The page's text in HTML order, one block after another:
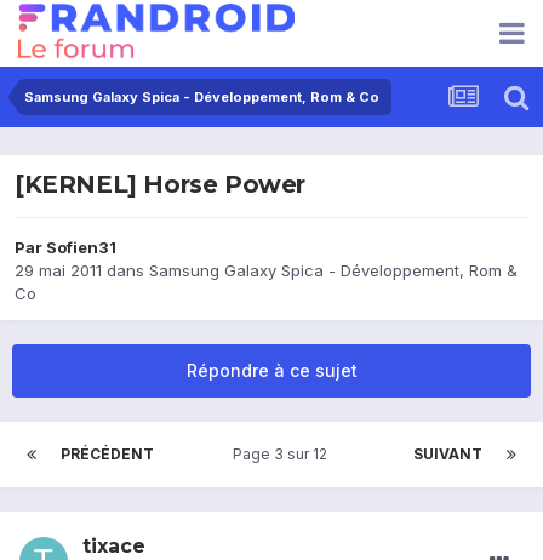
Samsung Galaxy Spica - Développement, Rom & Co
[KERNEL] Horse Power
Par Sofien31
29 mai 2011 dans Samsung Galaxy Spica - Développement, Rom &
Co
Répondre à ce sujet
PRÉCÉDENT SUIVANT
Page 3 sur 12
tixace